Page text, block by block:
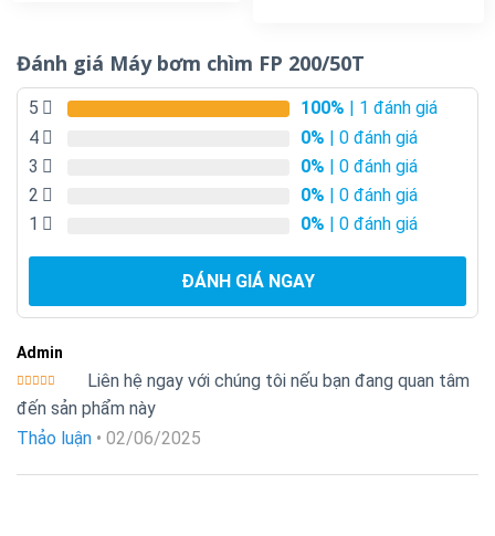
Đánh giá Máy bơm chìm FP 200/50T
5 100% | 1 đánh giá
4
0% | 0 đánh giá
3
0% | 0 đánh giá
2
0% | 0 đánh giá
1
0% | 0 đánh giá
ĐÁNH GIÁ NGAY
Admin
Được xếp
hạng 55
Liên hệ ngay với chúng tôi nếu bạn đang quan tâm
đến sản phẩm này
Thảo luận • 02/06/2025